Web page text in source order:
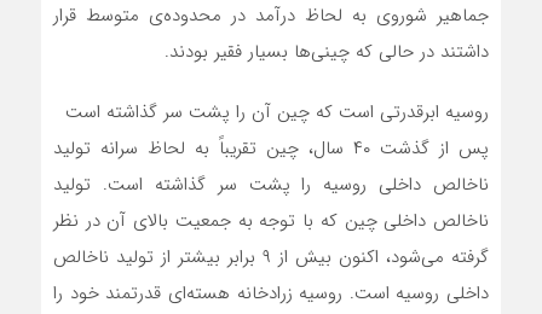
جماهیر شوروی به لحاظ درآمد در محدوده‌ی متوسط قرار
داشتند در حالی که چینی‌ها بسیار فقیر بودند.
روسیه ابرقدرتی است که چین آن را پشت سر گذاشته است
پس از گذشت ۴۰ سال، چین تقریباً به لحاظ سرانه تولید
ناخالص داخلی روسیه را پشت سر گذاشته است. تولید
ناخالص داخلی چین که با توجه به جمعیت بالای آن در نظر
گرفته می‌شود، اکنون بیش از ۹ برابر بیشتر از تولید ناخالص
داخلی روسیه است. روسیه زرادخانه هسته‌ای قدرتمند خود را